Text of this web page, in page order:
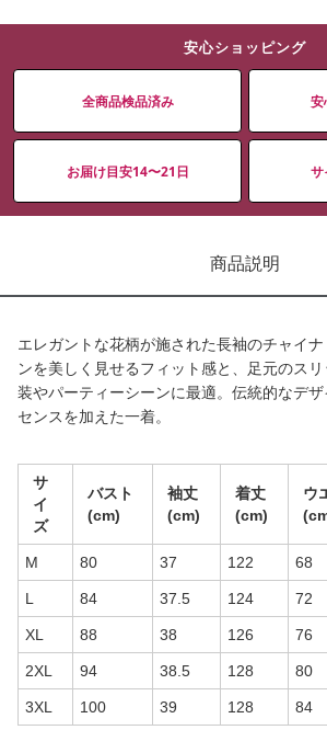
安心ショッピング
全商品検品済み 安
お届け目安14〜21日 サ
商品説明
エレガントな花柄が施された長袖のチャイ
ンを美しく見せるフィット感と、足元のス
装やパーティーシーンに最適。伝統的なデ
センスを加えた一着。
サ
イ
ズ
バスト
(cm)
袖丈
(cm)
着丈
(cm)
ウ
M 80 37 122 68
L 84 37.5 124 72
XL 88 38 126 76
2XL 94 38.5 128 80
3XL 100 39 128 84